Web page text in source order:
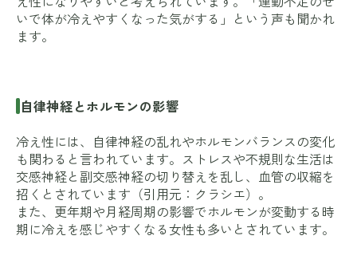
いで体が冷えやすくなった気がする」という声も聞かれ
ます。
自律神経とホルモンの影響
冷え性には、自律神経の乱れやホルモンバランスの変化
も関わると言われています。ストレスや不規則な生活は
交感神経と副交感神経の切り替えを乱し、血管の収縮を
招くとされています（引用元： クラシエ）。
また、更年期や月経周期の影響でホルモンが変動する時
期に冷えを感じやすくなる女性も多いとされています。